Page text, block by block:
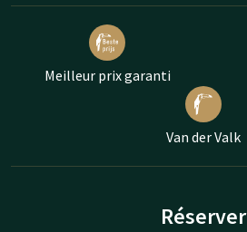
Meilleur prix garanti
Van der Valk
Réserver